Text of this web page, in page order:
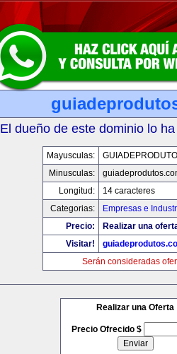
El dueño de este dominio lo
Mayusculas:
Minusculas:
Longitud:
14 caracteres
Categorias:
Empresas e
Precio:
Realizar una
Visitar!
Serán consideradas
Realizar una Oferta
Precio Ofrecido $